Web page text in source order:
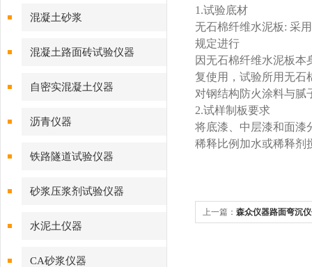
混凝土砂浆
混凝土路面砖试验仪器
自密实混凝土仪器
沥青仪器
铁路隧道试验仪器
砂浆压浆剂试验仪器
水泥土仪器
CA砂浆仪器
1.试验底材
无石棉纤维水泥板: 采
规定进行
因无石棉纤维水泥板
复使用，试验所用无石
对钢结构防火涂料与腻
2.试样制板要求
将底漆、中层漆和面漆
稀释比例加水或稀释剂
上一篇： 森众仪器路面弯沉